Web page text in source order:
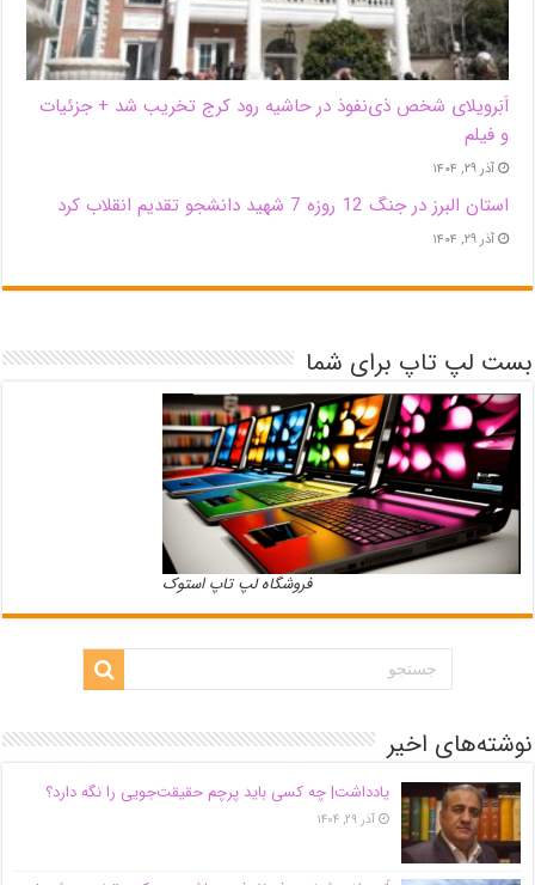
اَبَر‌ویلای شخص ذی‌نفوذ در حاشیه‌ رود کرج تخریب شد + جزئیات
و فیلم
آذر ۲۹, ۱۴۰۴
استان البرز در جنگ 12 روزه 7 شهید دانشجو تقدیم انقلاب کرد
آذر ۲۹, ۱۴۰۴
بست لپ تاپ برای شما
فروشگاه لپ تاپ استوک
نوشته‌های اخیر
یادداشت| ‌چه کسی باید پرچم حقیقت‌جویی را نگه دارد؟
آذر ۲۹, ۱۴۰۴